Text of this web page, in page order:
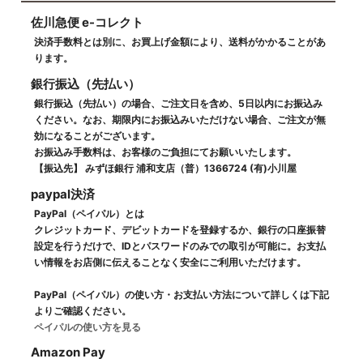
佐川急便 e-コレクト
決済手数料とは別に、お買上げ金額により、送料がかかることがあ
ります。
銀行振込（先払い）
銀行振込（先払い）の場合、ご注文日を含め、5日以内にお振込み
ください。なお、期限内にお振込みいただけない場合、ご注文が無
効になることがございます。
お振込み手数料は、お客様のご負担にてお願いいたします。
【振込先】 みずほ銀行 浦和支店（普）1366724 (有)小川屋
paypal決済
PayPal（ペイパル）とは
クレジットカード、デビットカードを登録するか、銀行の口座振替
設定を行うだけで、IDとパスワードのみでの取引が可能に。お支払
い情報をお店側に伝えることなく安全にご利用いただけます。
PayPal（ペイパル）の使い方・お支払い方法について詳しくは下記
よりご確認ください。
ペイパルの使い方を見る
Amazon Pay